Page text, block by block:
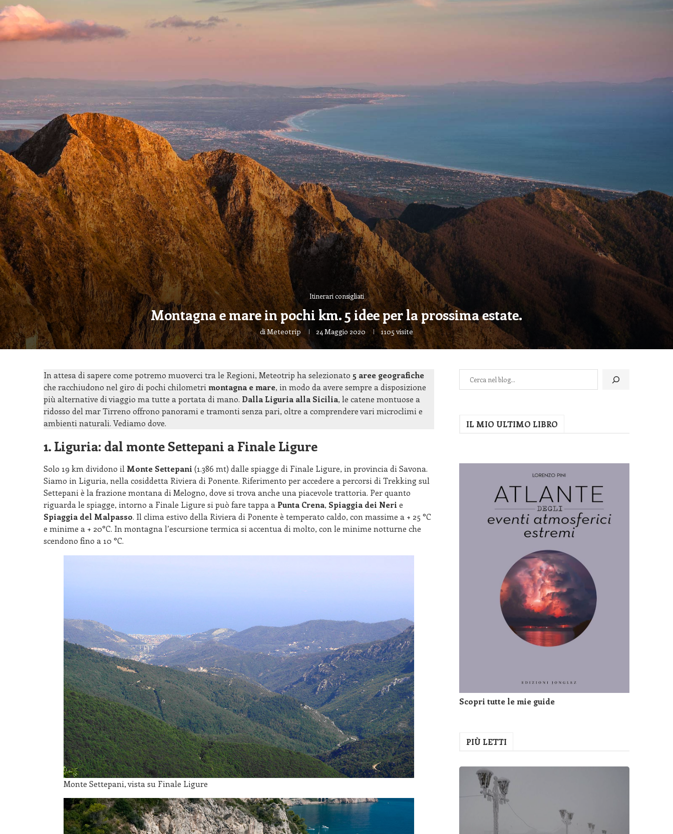
Itinerari consigliati
Montagna e mare in pochi km. 5 idee per la prossima estate.
diMeteotrip 24 Maggio 2020 1105visite
In attesa di sapere come potremo muoverci tra le Regioni, Meteotrip ha selezionato 5 aree geografiche
che racchiudono nel giro di pochi chilometri montagna e mare, in modo da avere sempre a disposizione
più alternative di viaggio ma tutte a portata di mano. Dalla Liguria alla Sicilia, le catene montuose a
ridosso del mar Tirreno offrono panorami e tramonti senza pari, oltre a comprendere vari microclimi e
ambienti naturali. Vediamo dove.
1. Liguria: dal monte Settepani a Finale Ligure
Solo 19 km dividono il Monte Settepani (1.386 mt) dalle spiagge di Finale Ligure, in provincia di Savona.
Siamo in Liguria, nella cosiddetta Riviera di Ponente. Riferimento per accedere a percorsi di Trekking sul
Settepani è la frazione montana di Melogno, dove si trova anche una piacevole trattoria. Per quanto
riguarda le spiagge, intorno a Finale Ligure si può fare tappa a Punta Crena, Spiaggia dei Neri e
Spiaggia del Malpasso. Il clima estivo della Riviera di Ponente è temperato caldo, con massime a + 25 °C
e minime a + 20°C. In montagna l’escursione termica si accentua di molto, con le minime notturne che
scendono fino a 10 °C.
Monte Settepani, vista su Finale Ligure
IL MIO ULTIMO LIBRO
Scopri tutte le mie guide
PIÙ LETTI